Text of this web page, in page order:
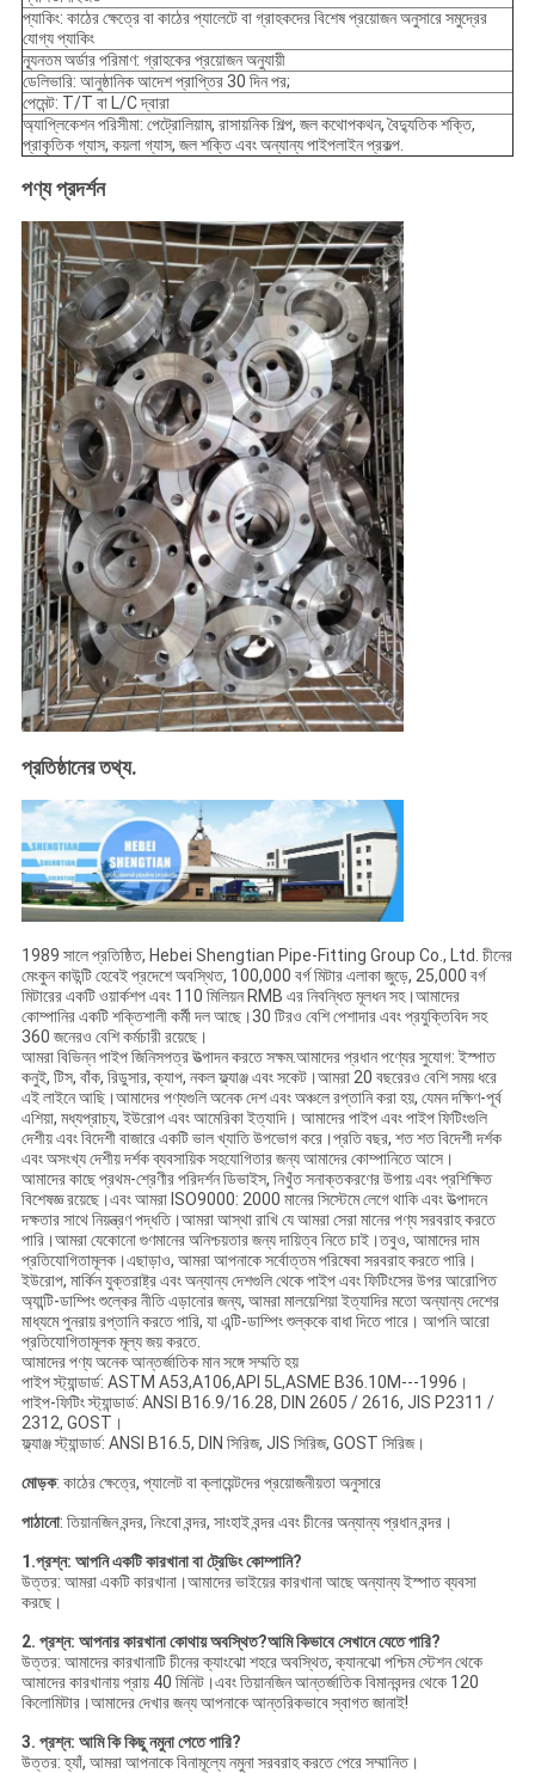
প্যাকিং: কাঠের ক্ষেত্রে বা কাঠের প্যালেটে বা গ্রাহকদের বিশেষ প্রয়োজন অনুসারে সমুদ্রের
যোগ্য প্যাকিং
ন্যূনতম অর্ডার পরিমাণ: গ্রাহকের প্রয়োজন অনুযায়ী
ডেলিভারি: আনুষ্ঠানিক আদেশ প্রাপ্তির 30 দিন পর;
পেমেন্ট: T/T বা L/C দ্বারা
অ্যাপ্লিকেশন পরিসীমা: পেট্রোলিয়াম, রাসায়নিক শিল্প, জল কথোপকথন, বৈদ্যুতিক শক্তি,
প্রাকৃতিক গ্যাস, কয়লা গ্যাস, জল শক্তি এবং অন্যান্য পাইপলাইন প্রকল্প.
পণ্য প্রদর্শন
প্রতিষ্ঠানের তথ্য.
1989 সালে প্রতিষ্ঠিত, Hebei Shengtian Pipe-Fitting Group Co., Ltd. চীনের
মেংকুন কাউন্টি হেবেই প্রদেশে অবস্থিত, 100,000 বর্গ মিটার এলাকা জুড়ে, 25,000 বর্গ
মিটারের একটি ওয়ার্কশপ এবং 110 মিলিয়ন RMB এর নিবন্ধিত মূলধন সহ।আমাদের
কোম্পানির একটি শক্তিশালী কর্মী দল আছে।30 টিরও বেশি পেশাদার এবং প্রযুক্তিবিদ সহ
360 জনেরও বেশি কর্মচারী রয়েছে।
আমরা বিভিন্ন পাইপ জিনিসপত্র উত্পাদন করতে সক্ষম.আমাদের প্রধান পণ্যের সুযোগ: ইস্পাত
কনুই, টিস, বাঁক, রিডুসার, ক্যাপ, নকল ফ্ল্যাঞ্জ এবং সকেট।আমরা 20 বছরেরও বেশি সময় ধরে
এই লাইনে আছি।আমাদের পণ্যগুলি অনেক দেশ এবং অঞ্চলে রপ্তানি করা হয়, যেমন দক্ষিণ-পূর্ব
এশিয়া, মধ্যপ্রাচ্য, ইউরোপ এবং আমেরিকা ইত্যাদি। আমাদের পাইপ এবং পাইপ ফিটিংগুলি
দেশীয় এবং বিদেশী বাজারে একটি ভাল খ্যাতি উপভোগ করে।প্রতি বছর, শত শত বিদেশী দর্শক
এবং অসংখ্য দেশীয় দর্শক ব্যবসায়িক সহযোগিতার জন্য আমাদের কোম্পানিতে আসে।
আমাদের কাছে প্রথম-শ্রেণীর পরিদর্শন ডিভাইস, নিখুঁত সনাক্তকরণের উপায় এবং প্রশিক্ষিত
বিশেষজ্ঞ রয়েছে।এবং আমরা ISO9000: 2000 মানের সিস্টেমে লেগে থাকি এবং উত্পাদনে
দক্ষতার সাথে নিয়ন্ত্রণ পদ্ধতি।আমরা আস্থা রাখি যে আমরা সেরা মানের পণ্য সরবরাহ করতে
পারি।আমরা যেকোনো গুণমানের অনিশ্চয়তার জন্য দায়িত্ব নিতে চাই।তবুও, আমাদের দাম
প্রতিযোগিতামূলক।এছাড়াও, আমরা আপনাকে সর্বোত্তম পরিষেবা সরবরাহ করতে পারি।
ইউরোপ, মার্কিন যুক্তরাষ্ট্র এবং অন্যান্য দেশগুলি থেকে পাইপ এবং ফিটিংসের উপর আরোপিত
অ্যান্টি-ডাম্পিং শুল্কের নীতি এড়ানোর জন্য, আমরা মালয়েশিয়া ইত্যাদির মতো অন্যান্য দেশের
মাধ্যমে পুনরায় রপ্তানি করতে পারি, যা এন্টি-ডাম্পিং শুল্ককে বাধা দিতে পারে। আপনি আরো
প্রতিযোগিতামূলক মূল্য জয় করতে.
আমাদের পণ্য অনেক আন্তর্জাতিক মান সঙ্গে সম্মতি হয়
পাইপ স্ট্যান্ডার্ড: ASTM A53,A106,API 5L,ASME B36.10M---1996।
পাইপ-ফিটিং স্ট্যান্ডার্ড: ANSI B16.9/16.28, DIN 2605 / 2616, JIS P2311 /
2312, GOST।
ফ্ল্যাঞ্জ স্ট্যান্ডার্ড: ANSI B16.5, DIN সিরিজ, JIS সিরিজ, GOST সিরিজ।
মোড়ক: কাঠের ক্ষেত্রে, প্যালেট বা ক্লায়েন্টদের প্রয়োজনীয়তা অনুসারে
পাঠানো: তিয়ানজিন বন্দর, নিংবো বন্দর, সাংহাই বন্দর এবং চীনের অন্যান্য প্রধান বন্দর।
1.প্রশ্ন: আপনি একটি কারখানা বা ট্রেডিং কোম্পানি?
উত্তর: আমরা একটি কারখানা।আমাদের ভাইয়ের কারখানা আছে অন্যান্য ইস্পাত ব্যবসা
করছে।
2. প্রশ্ন: আপনার কারখানা কোথায় অবস্থিত?আমি কিভাবে সেখানে যেতে পারি?
উত্তর: আমাদের কারখানাটি চীনের ক্যাংঝো শহরে অবস্থিত, ক্যানঝো পশ্চিম স্টেশন থেকে
আমাদের কারখানায় প্রায় 40 মিনিট।এবং তিয়ানজিন আন্তর্জাতিক বিমানবন্দর থেকে 120
কিলোমিটার।আমাদের দেখার জন্য আপনাকে আন্তরিকভাবে স্বাগত জানাই!
3. প্রশ্ন: আমি কি কিছু নমুনা পেতে পারি?
উত্তর: হ্যাঁ, আমরা আপনাকে বিনামূল্যে নমুনা সরবরাহ করতে পেরে সম্মানিত।